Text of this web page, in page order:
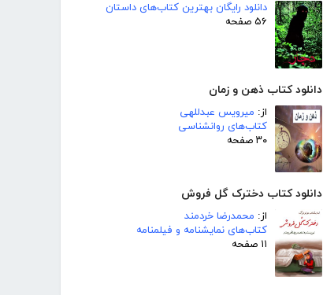
دانلود رایگان بهترین کتاب‌های داستان
۵۶ صفحه
دانلود کتاب ذهن و زمان
از: میرویس عبدللهی
کتاب‌های روانشناسی
۳۰ صفحه
دانلود کتاب دخترک گل فروش
از: محمدرضا خردمند
کتاب‌های نمایشنامه و فیلمنامه
۱۱ صفحه